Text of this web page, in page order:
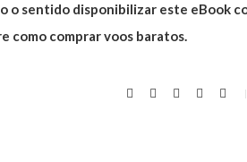
o sentido disponibilizar este eBook
como comprar voos baratos.